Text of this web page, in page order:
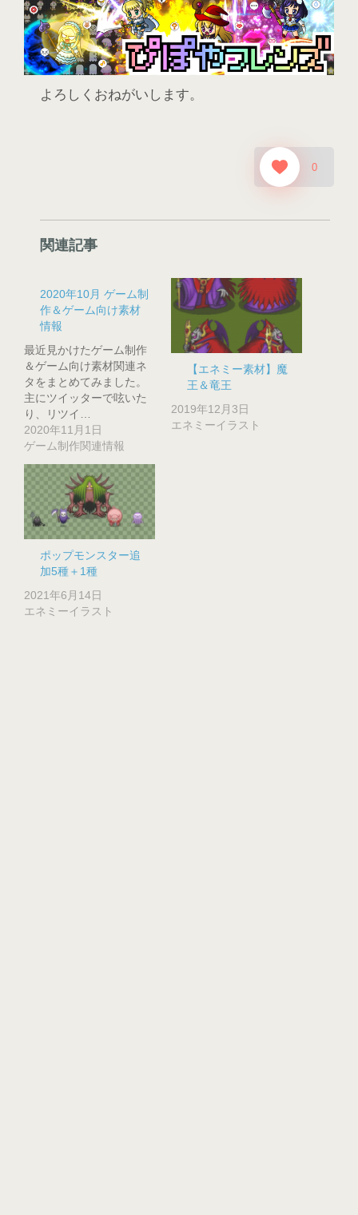
よろしくおねがいします。
0
関連記事
2020年10月 ゲーム制
作＆ゲーム向け素材
情報
最近見かけたゲーム制作
＆ゲーム向け素材関連ネ
タをまとめてみました。
主にツイッターで呟いた
り、リツイ…
2020年11月1日
ゲーム制作関連情報
【エネミー素材】魔
王＆竜王
2019年12月3日
エネミーイラスト
ポップモンスター追
加5種＋1種
2021年6月14日
エネミーイラスト